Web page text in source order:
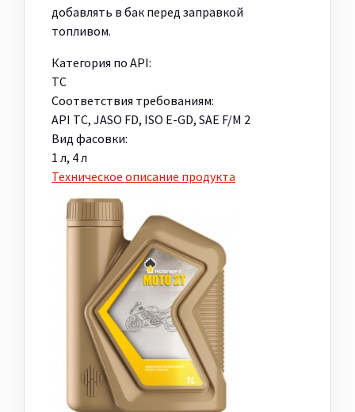
добавлять в бак перед заправкой
топливом.
Категория по API:
ТC
Соответствия требованиям:
API ТC, JASO FD, ISO E-GD, SAE F/M 2
Вид фасовки:
1 л, 4 л
Техническое описание продукта